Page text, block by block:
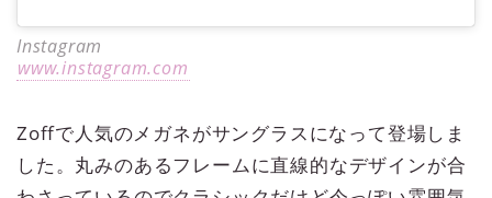
Instagram
www.instagram.com
Zoffで人気のメガネがサングラスになって登場しま
した。丸みのあるフレームに直線的なデザインが合